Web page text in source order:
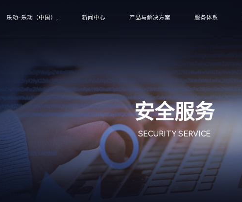
乐动-乐动（中国）, 新闻中心 产品与解决方案 服务体系
安全服务
SECURITY SERVICE